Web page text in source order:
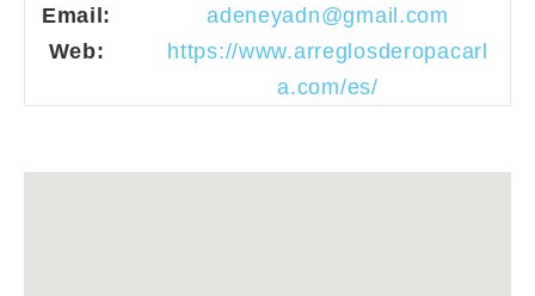
Email:
adeneyadn@gmail.com
Web:
https://www.arreglosderopacarl
a.com/es/